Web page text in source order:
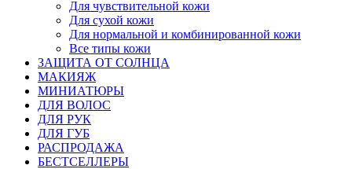
Для чувствительной кожи
Для сухой кожи
Для нормальной и комбинированной кожи
Все типы кожи
ЗАЩИТА ОТ СОЛНЦА
МАКИЯЖ
МИНИАТЮРЫ
ДЛЯ ВОЛОС
ДЛЯ РУК
ДЛЯ ГУБ
РАСПРОДАЖА
БЕСТСЕЛЛЕРЫ